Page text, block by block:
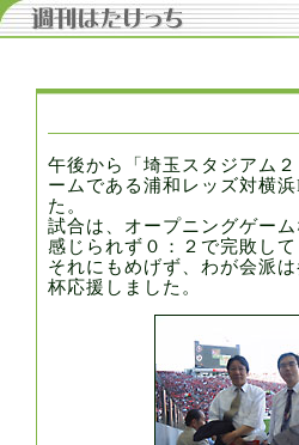
午後から「埼玉スタジアム
ームである浦和レッズ対横
た。
試合は、オープニングゲー
感じられず０：２で完敗して
それにもめげず、わが会派
杯応援しました。